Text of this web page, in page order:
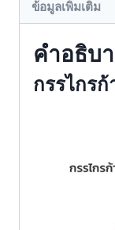
ข้อมูลเพิ่มเติม
คำอธิบ
กรรไกรก้